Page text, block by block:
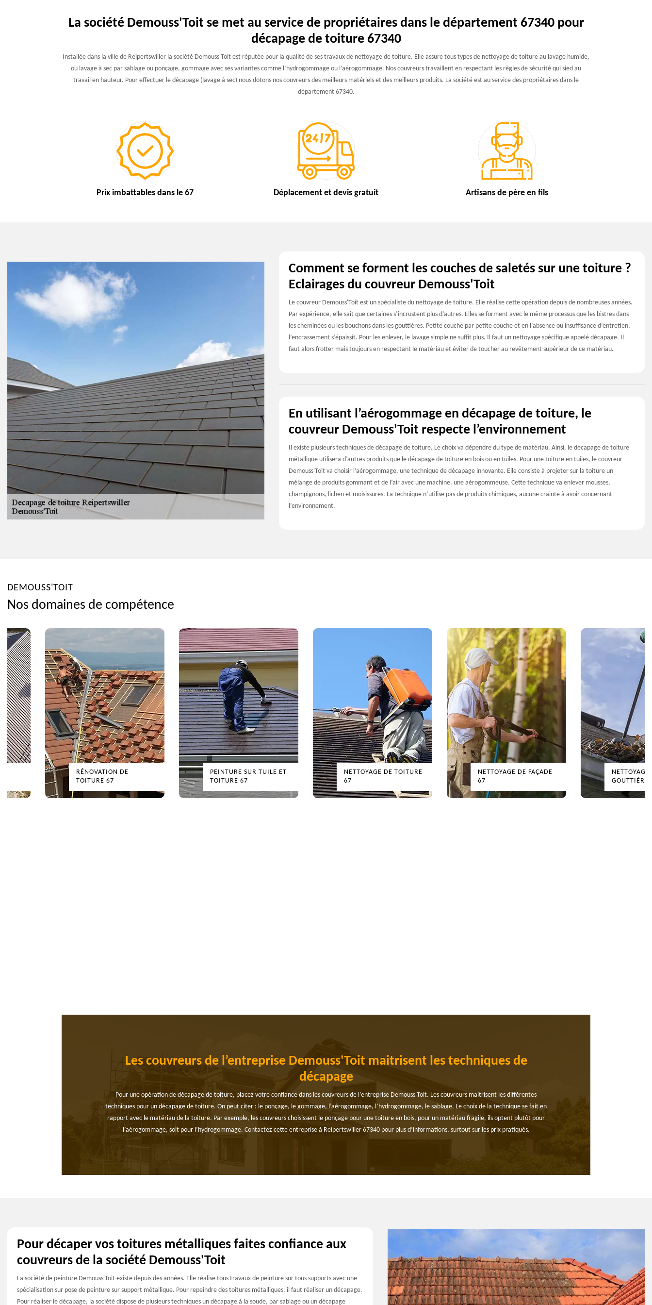
La société Demouss'Toit se met au service de propriétaires dans le département 67340 pour
décapage de toiture 67340
Installée dans la ville de Reipertswiller la société Demouss'Toit est réputée pour la qualité de ses travaux de nettoyage de toiture. Elle assure tous types de nettoyage de toiture au lavage humide,
ou lavage à sec par sablage ou ponçage, gommage avec ses variantes comme l’hydrogommage ou l’aérogommage. Nos couvreurs travaillent en respectant les règles de sécurité qui sied au
travail en hauteur. Pour effectuer le décapage (lavage à sec) nous dotons nos couvreurs des meilleurs matériels et des meilleurs produits. La société est au service des propriétaires dans le
département 67340.
Prix imbattables dans le 67 Déplacement et devis gratuit Artisans de père en fils
Comment se forment les couches de saletés sur une toiture ?
Eclairages du couvreur Demouss'Toit
Le couvreur Demouss'Toit est un spécialiste du nettoyage de toiture. Elle réalise cette opération depuis de nombreuses années.
Par expérience, elle sait que certaines s’incrustent plus d’autres. Elles se forment avec le même processus que les bistres dans
les cheminées ou les bouchons dans les gouttières. Petite couche par petite couche et en l’absence ou insuffisance d’entretien,
l’encrassement s’épaissit. Pour les enlever, le lavage simple ne suffit plus. Il faut un nettoyage spécifique appelé décapage. Il
faut alors frotter mais toujours en respectant le matériau et éviter de toucher au revêtement supérieur de ce matériau.
En utilisant l’aérogommage en décapage de toiture, le
couvreur Demouss'Toit respecte l’environnement
Il existe plusieurs techniques de décapage de toiture. Le choix va dépendre du type de matériau. Ainsi, le décapage de toiture
métallique utilisera d’autres produits que le décapage de toiture en bois ou en tuiles. Pour une toiture en tuiles, le couvreur
Demouss'Toit va choisir l’aérogommage, une technique de décapage innovante. Elle consiste à projeter sur la toiture un
mélange de produits gommant et de l’air avec une machine, une aérogommeuse. Cette technique va enlever mousses,
champignons, lichen et moisissures. La technique n’utilise pas de produits chimiques, aucune crainte à avoir concernant
l’environnement.
DEMOUSS'TOIT
Nos domaines de compétence
RÉNOVATION DE
TOITURE 67
PEINTURE SUR TUILE ET
TOITURE 67
NETTOYAGE DE TOITURE
67
NETTOYAGE DE FAÇADE
67
NETTOYAGE
Les couvreurs de l’entreprise Demouss'Toit maitrisent les techniques de
décapage
Pour une opération de décapage de toiture, placez votre confiance dans les couvreurs de l’entreprise Demouss'Toit. Les couvreurs maitrisent les différentes
techniques pour un décapage de toiture. On peut citer : le ponçage, le gommage, l’aérogommage, l’hydrogommage, le sablage. Le choix de la technique se fait en
rapport avec le matériau de la toiture. Par exemple, les couvreurs choisissent le ponçage pour une toiture en bois, pour un matériau fragile, ils optent plutôt pour
l’aérogommage, soit pour l’hydrogommage. Contactez cette entreprise à Reipertswiller 67340 pour plus d’informations, surtout sur les prix pratiqués.
Pour décaper vos toitures métalliques faites confiance aux
couvreurs de la société Demouss'Toit
La société de peinture Demouss'Toit existe depuis des années. Elle réalise tous travaux de peinture sur tous supports avec une
spécialisation sur pose de peinture sur support métallique. Pour repeindre des toitures métalliques, il faut réaliser un décapage.
Pour réaliser le décapage, la société dispose de plusieurs techniques un décapage à la soude, par sablage ou un décapage